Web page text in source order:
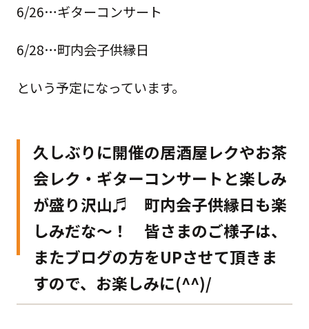
6/26…ギターコンサート
6/28…町内会子供縁日
という予定になっています。
久しぶりに開催の居酒屋レクやお茶
会レク・ギターコンサートと楽しみ
が盛り沢山♬ 町内会子供縁日も楽
しみだな～！ 皆さまのご様子は、
またブログの方をUPさせて頂きま
すので、お楽しみに(^^)/